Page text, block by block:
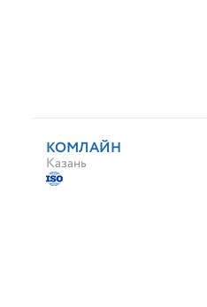
КОМЛАЙН
Казань